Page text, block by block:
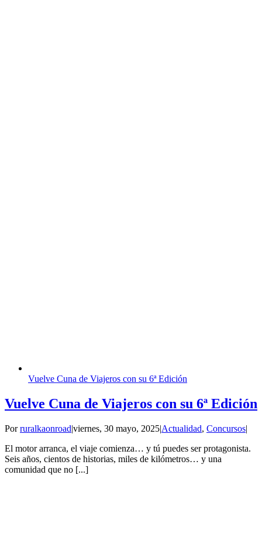
Vuelve Cuna de Viajeros con su 6ª Edición
Vuelve Cuna de Viajeros con su 6ª Edición
Porruralkaonroad|viernes, 30 mayo, 2025|Actualidad, Concursos|
El motor arranca, el viaje comienza… y tú puedes ser protagonista.
Seis años, cientos de historias, miles de kilómetros… y una
comunidad que no [...]